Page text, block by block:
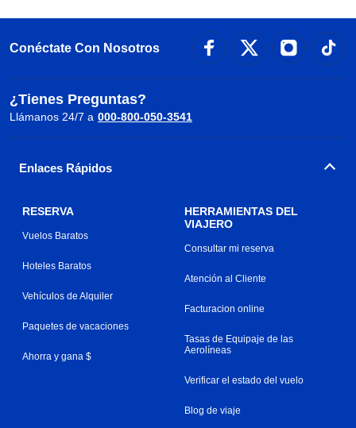
Conéctate Con Nosotros
¿Tienes Preguntas?
Llámanos 24/7 a 000-800-050-3541
Enlaces Rápidos
RESERVA
Vuelos Baratos
Hoteles Baratos
Vehículos de Alquiler
Paquetes de vacaciones
Ahorra y gana $
HERRAMIENTAS DEL
VIAJERO
Consultar mi reserva
Atención al Cliente
Facturacion online
Tasas de Equipaje de las
Aerolíneas
Verificar el estado del vuelo
Blog de viaje